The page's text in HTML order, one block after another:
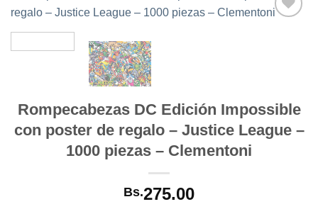
Rompecabezas DC Edición Impossible
con poster de regalo – Justice League –
1000 piezas – Clementoni
Bs.275.00